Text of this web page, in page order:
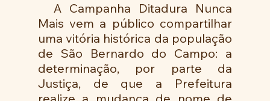
A Campanha Ditadura Nunca
Mais vem a público compartilhar
uma vitória histórica da população
de São Bernardo do Campo: a
determinação, por parte da
Justiça, de que a Prefeitura